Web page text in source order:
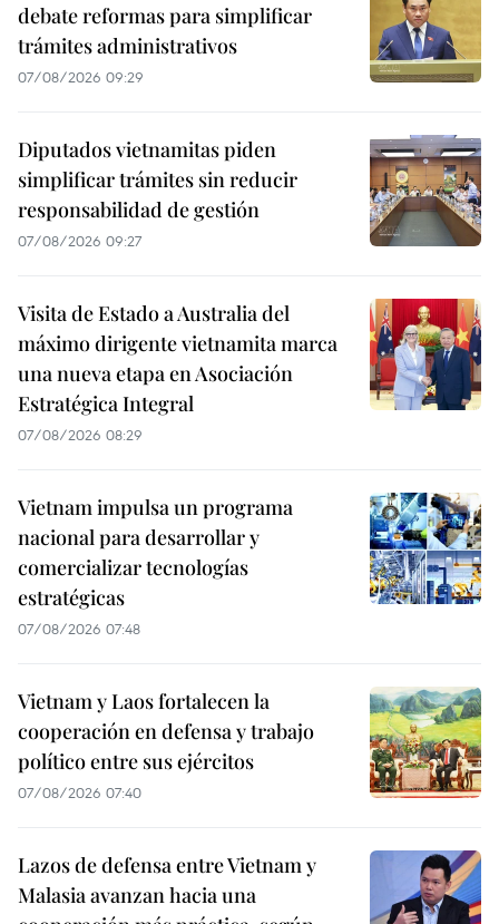
debate reformas para simplificar
trámites administrativos
07/08/2026 09:29
Diputados vietnamitas piden
simplificar trámites sin reducir
responsabilidad de gestión
07/08/2026 09:27
Visita de Estado a Australia del
máximo dirigente vietnamita marca
una nueva etapa en Asociación
Estratégica Integral
07/08/2026 08:29
Vietnam impulsa un programa
nacional para desarrollar y
comercializar tecnologías
estratégicas
07/08/2026 07:48
Vietnam y Laos fortalecen la
cooperación en defensa y trabajo
político entre sus ejércitos
07/08/2026 07:40
Lazos de defensa entre Vietnam y
Malasia avanzan hacia una